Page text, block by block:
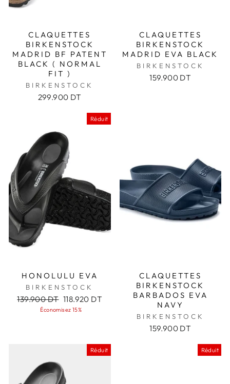
CLAQUETTES
BIRKENSTOCK
MADRID BF PATENT
BLACK ( NORMAL
FIT )
BIRKENSTOCK
299.900 DT
CLAQUETTES
BIRKENSTOCK
MADRID EVA BLACK
BIRKENSTOCK
159.900 DT
Réduit
HONOLULU EVA
BIRKENSTOCK
Prix
régulier
139.900 DT Prix
réduit
118.920 DT
Économisez 15%
CLAQUETTES
BIRKENSTOCK
BARBADOS EVA
NAVY
BIRKENSTOCK
159.900 DT
Réduit Réduit